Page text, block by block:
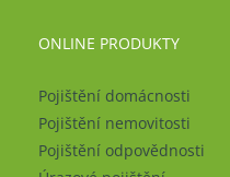
ONLINE PRODUKTY
Pojištění domácnosti
Pojištění nemovitosti
Pojištění odpovědnosti